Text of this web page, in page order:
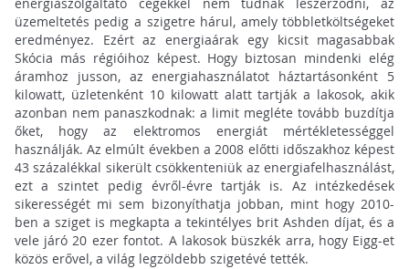
energiaszolgáltató cégekkel nem tudnak leszerződni, az
üzemeltetés pedig a szigetre hárul, amely többletköltségeket
eredményez. Ezért az energiaárak egy kicsit magasabbak
Skócia más régióihoz képest. Hogy biztosan mindenki elég
áramhoz jusson, az energiahasználatot háztartásonként 5
kilowatt, üzletenként 10 kilowatt alatt tartják a lakosok, akik
azonban nem panaszkodnak: a limit megléte tovább buzdítja
őket, hogy az elektromos energiát mértékletességgel
használják. Az elmúlt években a 2008 előtti időszakhoz képest
43 százalékkal sikerült csökkenteniük azenergiafelhasználást,
ezt a szintet pedig évről-évre tartják is. Az intézkedések
sikerességét mi sem bizonyíthatja jobban, mint hogy 2010-
ben a sziget is megkapta a tekintélyes brit Ashden díjat, és a
vele járó 20 ezer fontot. A lakosok büszkék arra, hogy Eigg-et
közös erővel, a világ legzöldebb szigetévé tették.